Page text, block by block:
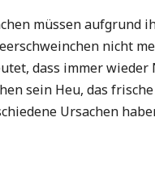
müssen aufgrund
nicht
dass immer
sein Heu, das
Ursachen